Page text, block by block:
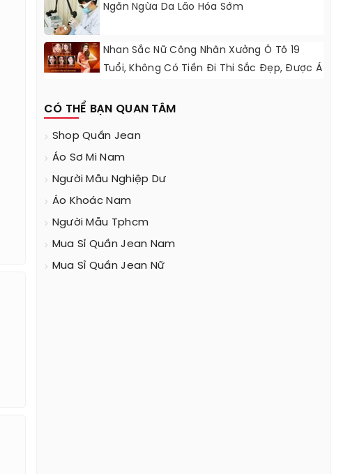
Ngăn Ngừa Da Lão Hóa Sớm
Nhan Sắc Nữ Công Nhân Xưởng Ô Tô 19
Tuổi, Không Có Tiền Đi Thi Sắc Đẹp, Được Á
CÓ THỂ BẠN QUAN TÂM
Shop Quần Jean
Áo Sơ Mi Nam
Người Mẫu Nghiệp Dư
Áo Khoác Nam
Người Mẫu Tphcm
Mua Sỉ Quần Jean Nam
Mua Sỉ Quần Jean Nữ